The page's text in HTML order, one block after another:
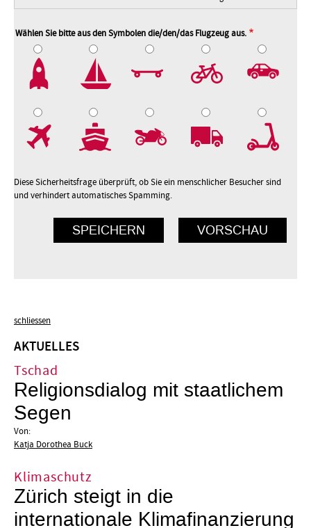
Wählen Sie bitte aus den Symbolen die/den/das Flugzeug aus.
Diese Sicherheitsfrage überprüft, ob Sie ein menschlicher Besucher sind
und verhindert automatisches Spamming.
schliessen
AKTUELLES
Tschad
Religionsdialog mit staatlichem
Segen
Von:
Katja Dorothea Buck
Klimaschutz
Zürich steigt in die
internationale Klimafinanzierung